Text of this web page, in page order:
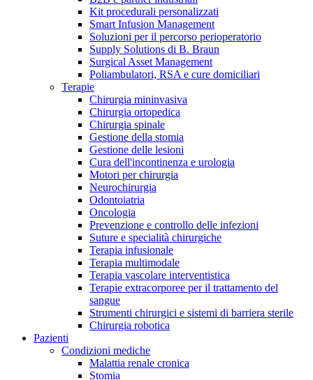
Catalogo prodotti
Trova il prodotto che stai cercando. Visita il catalogo B.
Braun con il nostro portfolio completo.
Hai domande o richieste? Scrivici per entrare subito in
contatto con un nostro referente.
Kit procedurali personalizzati
Smart Infusion Management
Soluzioni per il percorso perioperatorio
Supply Solutions di B. Braun
Surgical Asset Management
Poliambulatori, RSA e cure domiciliari
Terapie
Chirurgia mininvasiva
Chirurgia ortopedica
Chirurgia spinale
Gestione della stomia
Gestione delle lesioni
Cura dell'incontinenza e urologia
Motori per chirurgia
Neurochirurgia
Odontoiatria
Oncologia
Prevenzione e controllo delle infezioni
Suture e specialità chirurgiche
Terapia infusionale
Terapia multimodale
Terapia vascolare interventistica
Terapie extracorporee per il trattamento del
sangue
Strumenti chirurgici e sistemi di barriera sterile
Chirurgia robotica
Pazienti
Condizioni mediche
Malattia renale cronica
Stomia